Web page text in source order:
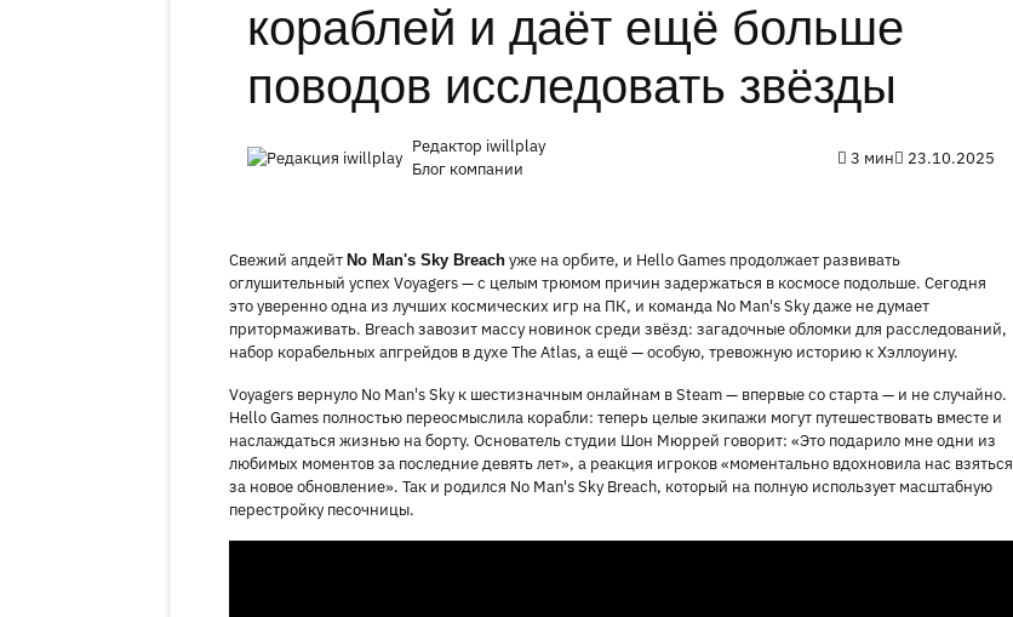
кораблей и даёт ещё больше
поводов исследовать звёзды
Редактор iwillplay
Блог компании
3 мин 23.10.2025
Свежий апдейт No Man's Sky Breachуже на орбите, и Hello Games продолжает развивать
оглушительный успех Voyagers — с целым трюмом причин задержаться в космосе подольше. Сегодня
это уверенно одна из лучших космических игр на ПК, и команда No Man's Sky даже не думает
притормаживать. Breach завозит массу новинок среди звёзд: загадочные обломки для расследований,
набор корабельных апгрейдов в духе The Atlas, а ещё — особую, тревожную историю к Хэллоуину.
Voyagers вернуло No Man's Sky к шестизначным онлайнам в Steam — впервые со старта — и не случайно.
Hello Games полностью переосмыслила корабли: теперь целые экипажи могут путешествовать вместе и
наслаждаться жизнью на борту. Основатель студии Шон Мюррей говорит: «Это подарило мне одни из
любимых моментов за последние девять лет», а реакция игроков «моментально вдохновила нас взяться
за новое обновление». Так и родился No Man's Sky Breach, который на полную использует масштабную
перестройку песочницы.